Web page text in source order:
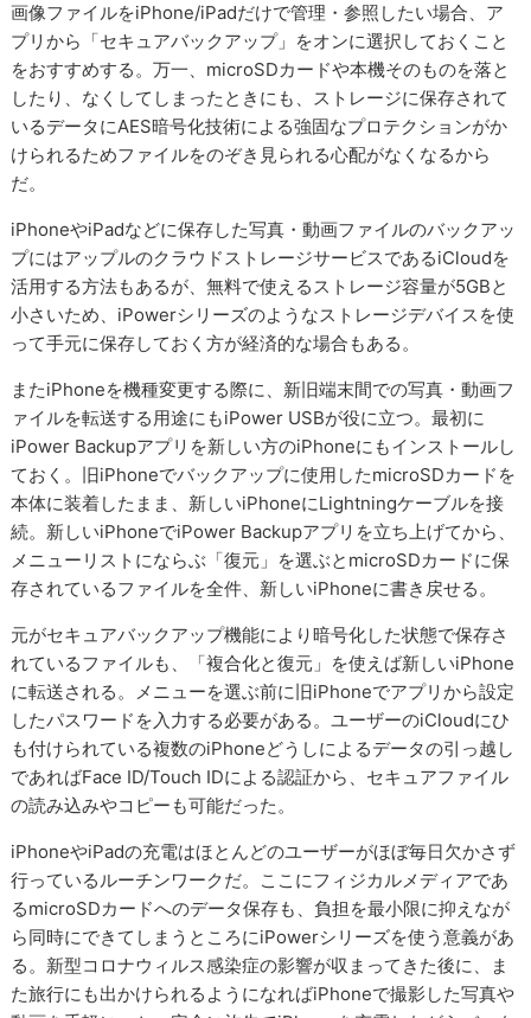
画像ファイルをiPhone/iPadだけで管理・参照したい場合、ア
プリから「セキュアバックアップ」をオンに選択しておくこと
をおすすめする。万一、microSDカードや本機そのものを落と
したり、なくしてしまったときにも、ストレージに保存されて
いるデータにAES暗号化技術による強固なプロテクションがか
けられるためファイルをのぞき見られる心配がなくなるから
だ。
iPhoneやiPadなどに保存した写真・動画ファイルのバックアッ
プにはアップルのクラウドストレージサービスであるiCloudを
活用する方法もあるが、無料で使えるストレージ容量が5GBと
小さいため、iPowerシリーズのようなストレージデバイスを使
って手元に保存しておく方が経済的な場合もある。
またiPhoneを機種変更する際に、新旧端末間での写真・動画フ
ァイルを転送する用途にもiPower USBが役に立つ。最初に
iPower Backupアプリを新しい方のiPhoneにもインストールし
ておく。旧iPhoneでバックアップに使用したmicroSDカードを
本体に装着したまま、新しいiPhoneにLightningケーブルを接
続。新しいiPhoneでiPower Backupアプリを立ち上げてから、
メニューリストにならぶ「復元」を選ぶとmicroSDカードに保
存されているファイルを全件、新しいiPhoneに書き戻せる。
元がセキュアバックアップ機能により暗号化した状態で保存さ
れているファイルも、「複合化と復元」を使えば新しいiPhone
に転送される。メニューを選ぶ前に旧iPhoneでアプリから設定
したパスワードを入力する必要がある。ユーザーのiCloudにひ
も付けられている複数のiPhoneどうしによるデータの引っ越し
であればFace ID/Touch IDによる認証から、セキュアファイル
の読み込みやコピーも可能だった。
iPhoneやiPadの充電はほとんどのユーザーがほぼ毎日欠かさず
行っているルーチンワークだ。ここにフィジカルメディアであ
るmicroSDカードへのデータ保存も、負担を最小限に抑えなが
ら同時にできてしまうところにiPowerシリーズを使う意義があ
る。新型コロナウィルス感染症の影響が収まってきた後に、ま
た旅行にも出かけられるようになればiPhoneで撮影した写真や